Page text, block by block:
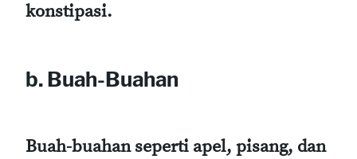
konstipasi.
b. Buah-Buahan
Buah-buahan seperti apel, pisang, dan